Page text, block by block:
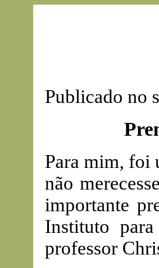
Publicado no
Para mim, foi
não
importante
Instituto
professor